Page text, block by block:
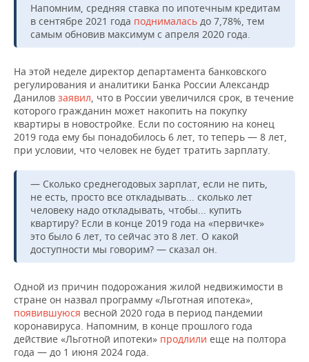
ВОДНЫЕ ВИДЫ СПОРТА
ХОККЕЙ С МЯЧОМ
ОБРАЗОВАНИЕ
ПРОИСШЕСТВИЯ
Напомним, средняя ставка по ипотечным кредитам
в сентябре 2021 года поднималась до 7,78%, тем
самым обновив максимум с апреля 2020 года.
На этой неделе директор департамента банковского
регулирования и аналитики Банка России Александр
Данилов заявил, что в России увеличился срок, в течение
которого гражданин может накопить на покупку
квартиры в новостройке. Если по состоянию на конец
2019 года ему бы понадобилось 6 лет, то теперь — 8 лет,
при условии, что человек не будет тратить зарплату.
— Сколько среднегодовых зарплат, если не пить,
не есть, просто все откладывать... сколько лет
человеку надо откладывать, чтобы... купить
квартиру? Если в конце 2019 года на «первичке»
это было 6 лет, то сейчас это 8 лет. О какой
доступности мы говорим? — сказал он.
Одной из причин подорожания жилой недвижимости в
стране он назвал программу «Льготная ипотека»,
появившуюся весной 2020 года в период пандемии
коронавируса. Напомним, в конце прошлого года
действие «Льготной ипотеки» продлили еще на полтора
года — до 1 июня 2024 года.